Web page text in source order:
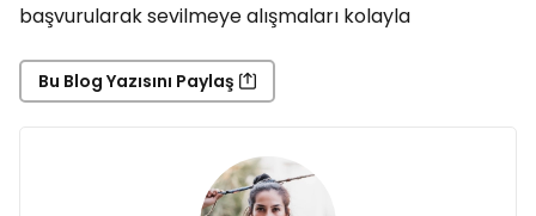
başvurularak sevilmeye alışmaları kolayla
Bu Blog Yazısını Paylaş